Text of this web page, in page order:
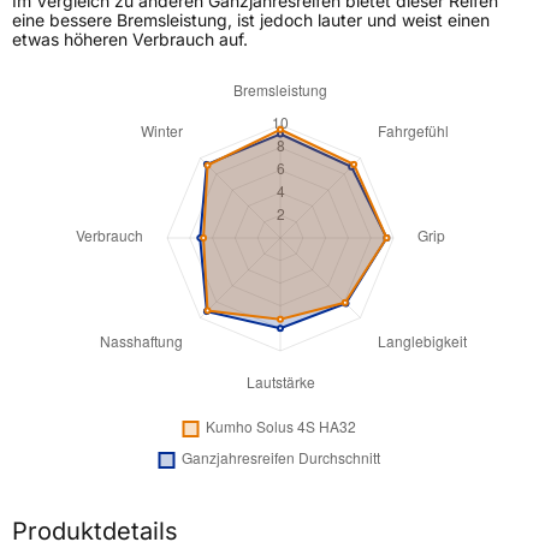
eine bessere Bremsleistung, ist jedoch lauter und weist einen
etwas höheren Verbrauch auf.
Produktdetails